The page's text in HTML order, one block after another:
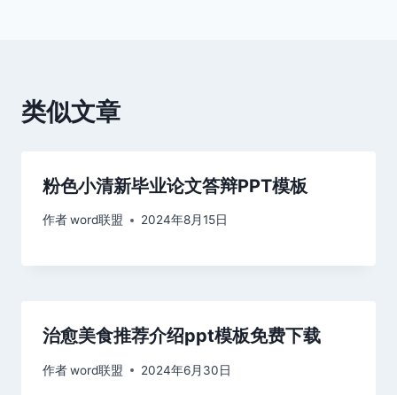
类似文章
粉色小清新毕业论文答辩PPT模板
作者word联盟 2024年8月15日
治愈美食推荐介绍ppt模板免费下载
作者word联盟 2024年6月30日